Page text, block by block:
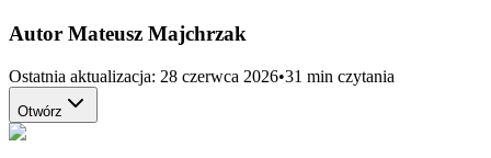
Autor Mateusz Majchrzak
Ostatnia aktualizacja: 28 czerwca 2026•31 min czytania
Otwórz